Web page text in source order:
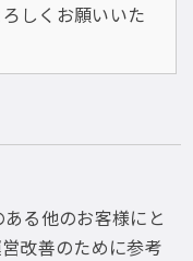
しくお願いいた
る他のお客様にと
改善のために参考